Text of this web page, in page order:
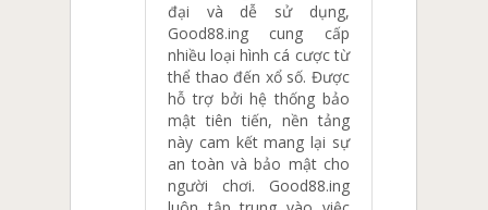
đại và dễ sử dụng,
Good88.ing cung cấp
nhiều loại hình cá cược từ
thể thao đến xổ số. Được
hỗ trợ bởi hệ thống bảo
mật tiên tiến, nền tảng
này cam kết mang lại sự
an toàn và bảo mật cho
người chơi. Good88.ing